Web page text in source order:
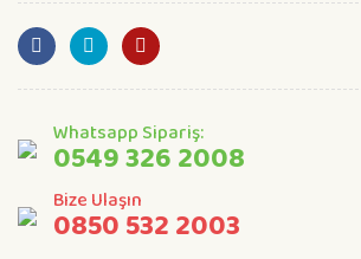
Whatsapp Sipariş:
0549 326 2008
Bize Ulaşın
0850 532 2003